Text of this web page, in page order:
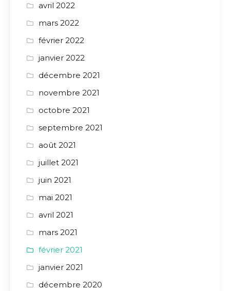
avril 2022
mars 2022
février 2022
janvier 2022
décembre 2021
novembre 2021
octobre 2021
septembre 2021
août 2021
juillet 2021
juin 2021
mai 2021
avril 2021
mars 2021
février 2021
janvier 2021
décembre 2020